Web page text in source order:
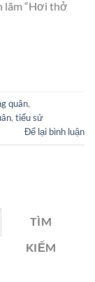
lãm “Hơi thở
quân,
, tiểu sử
Để lại bình luận
TÌM
KIẾM